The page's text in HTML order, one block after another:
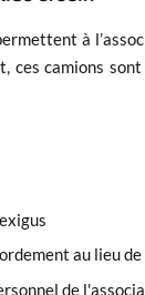
à
ces camions
au lieu
de